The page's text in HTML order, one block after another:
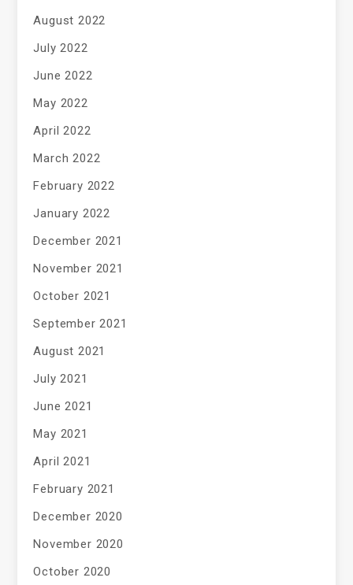
August 2022
July 2022
June 2022
May 2022
April 2022
March 2022
February 2022
January 2022
December 2021
November 2021
October 2021
September 2021
August 2021
July 2021
June 2021
May 2021
April 2021
February 2021
December 2020
November 2020
October 2020